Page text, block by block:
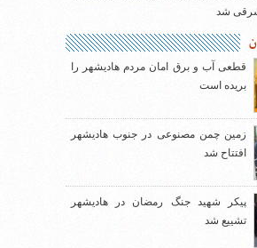
شرقی شد
قطعی آب و برق امان مردم هادیشهر را
بریده است
زمین چمن مصنوعی در جنوب هادیشهر
افتتاح شد
پیکر شهید جنگ رمضان در هادیشهر
تشییع شد